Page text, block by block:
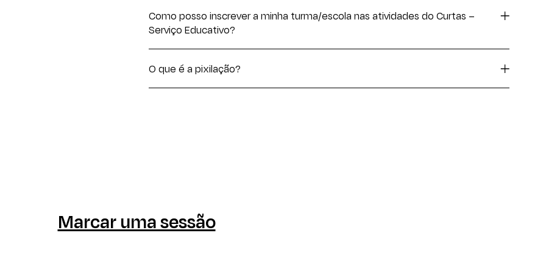
Como posso inscrever a minha turma/escola nas atividades do Curtas –
Serviço Educativo?
ou preencher o nossoformulário de inscrição
O que é a pixilação?
Marcar uma sessão